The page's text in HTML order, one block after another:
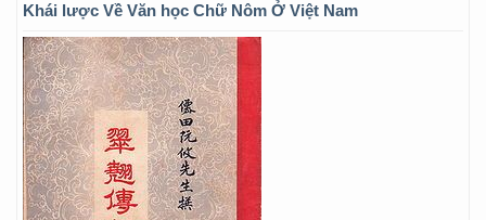
Khái lược Về Văn học Chữ Nôm Ở Việt Nam